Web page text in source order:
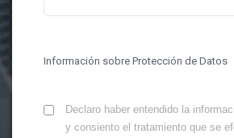
Información sobre Protección de Datos
Declaro haber entendido la
y consiento el tratamiento que se